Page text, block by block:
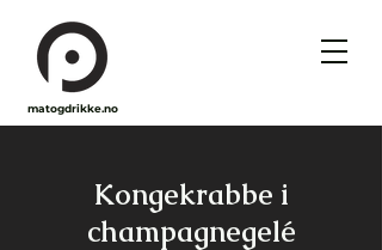
matogdrikke.no
Kongekrabbe i
champagnegelé